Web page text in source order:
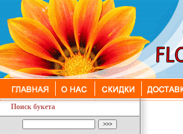
Поиск букета